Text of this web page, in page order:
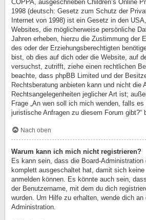
COPPA, ausgeschrieben Children’s Online
1998 (deutsch: Gesetz zum Schutz der
Internet von 1998) ist ein Gesetz in den
Websites, die möglicherweise persönliche
Jahren erheben, hierzu die Zustimmung der
des oder der Erziehungsberechtigten
bist, ob dies auf dich oder die Website, auf
versuchst, zutrifft, ziehe einen rechtlichen
beachte, dass phpBB Limited und der
Rechtsberatung anbieten kann und nicht die
Rechtsangelegenheiten jeglicher Art ist;
Frage „An wen soll ich mich wenden, falls
juristische Anfragen zu diesem Forum gibt?“
Nach oben
Warum kann ich mich nicht registrieren?
Es kann sein, dass die Board-Administration
komplett ausgeschaltet hat, damit sich
anmelden können. Es könnte auch sein,
der Benutzername, mit dem du dich
wurden. Um Hilfe zu erhalten, wende dich an
Administration.